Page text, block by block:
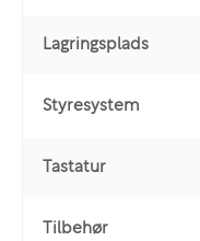
Lagringsplads
Styresystem
Tastatur
Tilbehør